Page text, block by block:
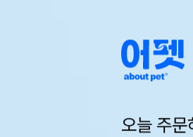
오늘 주문